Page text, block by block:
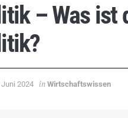
– Was ist
Juni 2024 in Wirtschaftswissen